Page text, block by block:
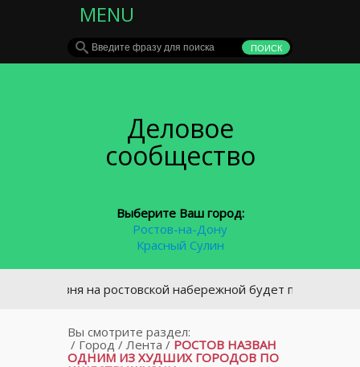
MENU
Деловое
сообщество
Выберите Ваш город:
Ростов-на-Дону
Красный Сулин
Часовня на ростовской набережной будет построена на
Вы смотрите раздел:
/ Город/ Лента / РОСТОВ НАЗВАН
ОДНИМ ИЗ ХУДШИХ ГОРОДОВ ПО